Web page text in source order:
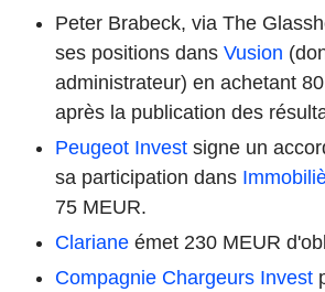
Peter Brabeck, via The
ses positions dans Vusion
administrateur) en achetant
après la publication des
Peugeot Invest signe un
sa participation dans
75 MEUR.
Clariane émet 230 MEUR
Compagnie Chargeurs Invest